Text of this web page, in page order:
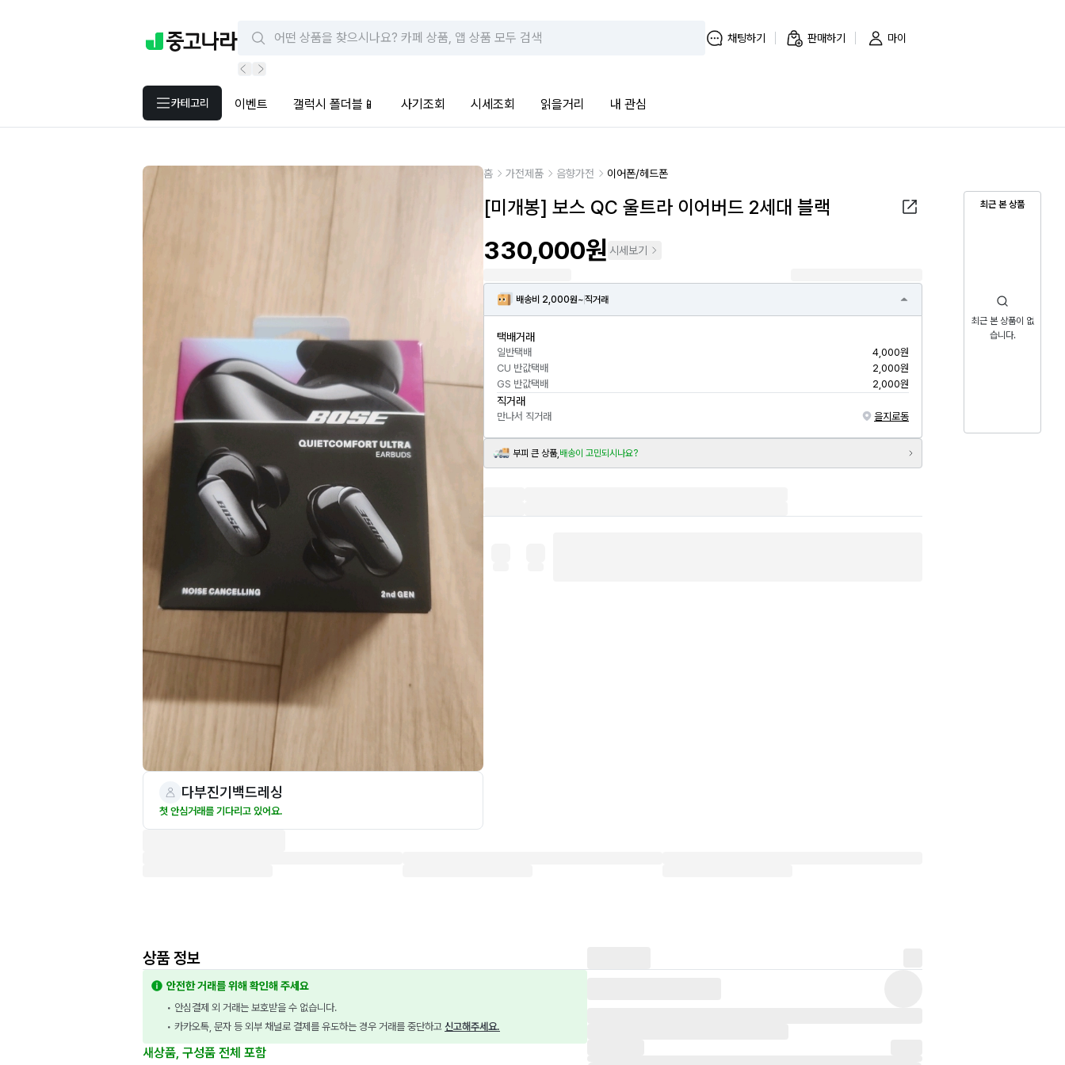
채팅하기 판매하기 마이
카테고리 이벤트 갤럭시 폴더블📱 사기조회 시세조회 읽을거리 내 관심
최근 본 상품
최근 본 상품이 없
습니다.
다부진기백드레싱
첫 안심거래를 기다리고 있어요.
홈 가전제품 음향가전 이어폰/헤드폰
[미개봉] 보스 QC 울트라 이어버드 2세대 블랙
330,000원 시세보기
배송비 2,000원~직거래
택배거래
일반택배
4,000원
CU 반값택배
2,000원
GS 반값택배
2,000원
직거래
만나서 직거래 을지로동
부피 큰 상품, 배송이 고민되시나요?
상품 정보
안전한 거래를 위해 확인해 주세요
• 안심결제 외 거래는 보호받을 수 없습니다.
• 카카오톡, 문자 등 외부 채널로 결제를 유도하는 경우 거래를 중단하고 신고해주세요.
새상품, 구성품 전체 포함